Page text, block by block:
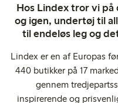
Hos Lindex tror vi på
og igen, undertøj til
til endeløs leg og
Lindex er en af Europas
440 butikker på 17
gennem
inspirerende og